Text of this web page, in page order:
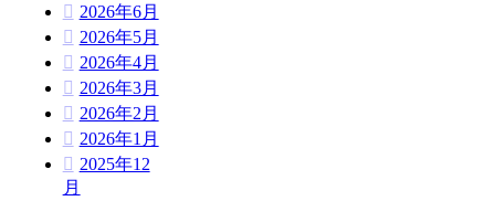
2026年6月
2026年5月
2026年4月
2026年3月
2026年2月
2026年1月
2025年12
月